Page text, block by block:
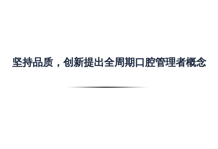
坚持品质，创新提出全周期口腔管理者概念